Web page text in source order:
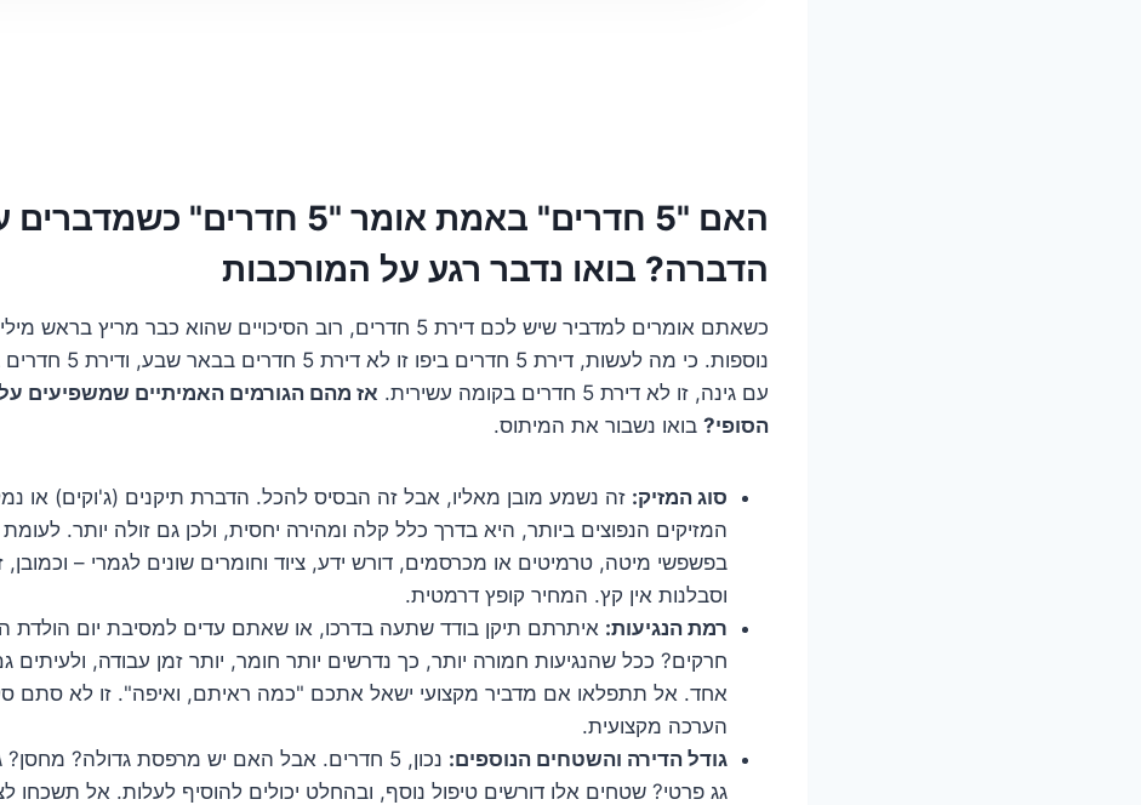
האם "5 חדרים" באמת אומר "5 חדרים"
הדברה? בואו נדבר רגע על המורכבות
כשאתם אומרים למדביר שיש לכם דירת 5 חדרים, רוב הסיכויים שהוא כבר מריץ
נוספות. כי מה לעשות, דירת 5
עם גינה, זו לא דירת 5 חדרים בקומה עשירית.
אז מהם הגורמים האמיתיים שמשפיעים
הסופי? בואו נשבור את המיתוס.
סוג המזיק: זה נשמע מובן מאליו, אבל זה הבסיס להכל. הדברת תיקנים (ג'וקים) או
המזיקים הנפוצים ביותר, היא בדרך כלל קלה ומהירה יחסית, ולכן גם זולה יותר.
בפשפשי מיטה, טרמיטים או מכרסמים, דורש ידע, ציוד וחומרים שונים לגמרי – וכמובן,
וסבלנות אין קץ. המחיר קופץ דרמטית.
רמת הנגיעות: איתרתם תיקן בודד שתעה בדרכו, או שאתם עדים למסיבת יום הולדת
חרקים? ככל שהנגיעות חמורה יותר, כך נדרשים יותר חומר, יותר זמן עבודה, ולעיתים
אחד. אל תתפלאו אם מדביר מקצועי ישאל אתכם "כמה ראיתם, ואיפה". זו לא סתם
הערכה מקצועית.
גודל הדירה והשטחים הנוספים:
נכון, 5 חדרים. אבל האם יש מרפסת גדולה?
גג פרטי? שטחים אלו דורשים טיפול נוסף, ובהחלט יכולים להוסיף לעלות. אל תשכחו